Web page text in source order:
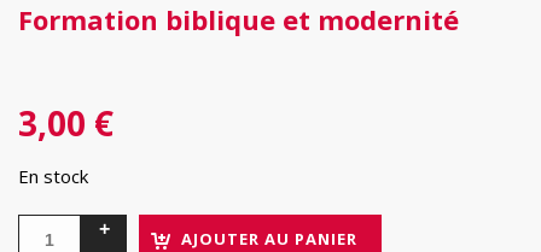
Formation biblique et modernité
3,00 €
En stock
AJOUTER AU PANIER